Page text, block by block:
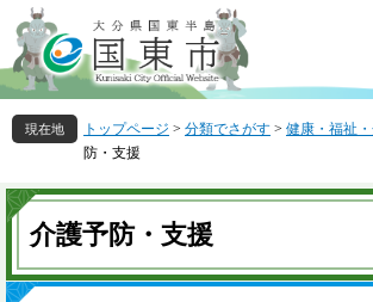
ー
ジ
の
先
頭
す
。
ニ
ュ
ー
を
飛
し
て
へ
トップページ > 分類でさがす > 健康・福祉
防・支援
本
文
介護予防・支援